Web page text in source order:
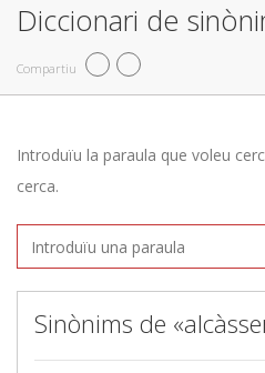
Diccionari de
Compartiu
Introduïu la paraula que voleu
cerca.
Sinònims de